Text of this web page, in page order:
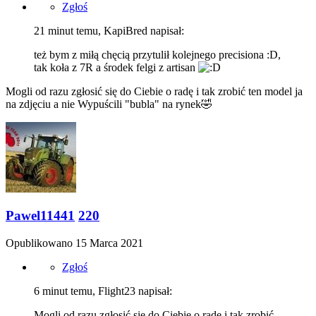
Zgłoś
21 minut temu, KapiBred napisał:
też bym z miłą chęcią przytulił kolejnego precisiona :D,
tak koła z 7R a środek felgi z artisan
Mogli od razu zgłosić się do Ciebie o radę i tak zrobić ten model ja
na zdjęciu a nie Wypuścili "bubla" na rynek🤣
Pawel11441 220
Opublikowano 15 Marca 2021
Zgłoś
6 minut temu, Flight23 napisał: